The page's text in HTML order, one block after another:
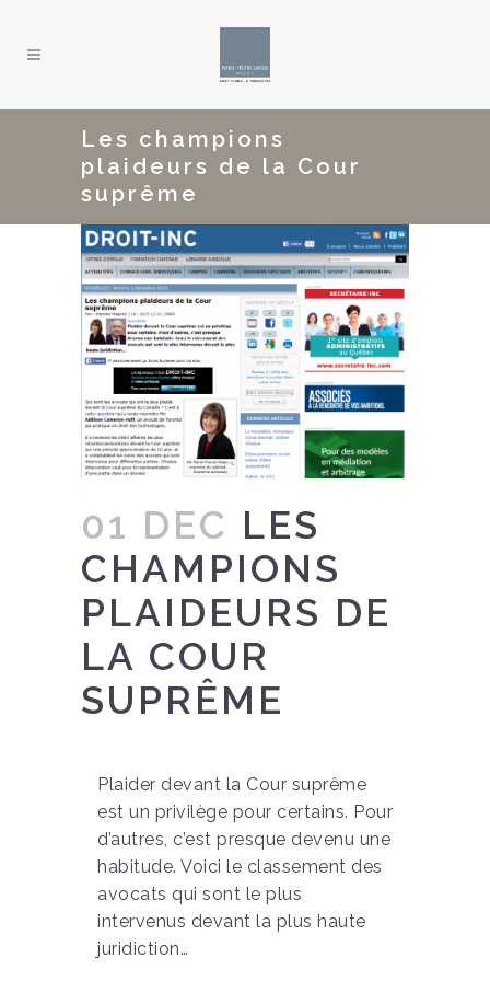
Les champions
plaideurs de la Cour
suprême
01 DEC LES
CHAMPIONS
PLAIDEURS DE
LA COUR
SUPRÊME
Plaider devant la Cour suprême
est un privilège pour certains. Pour
d’autres, c’est presque devenu une
habitude. Voici le classement des
avocats qui sont le plus
intervenus devant la plus haute
juridiction…